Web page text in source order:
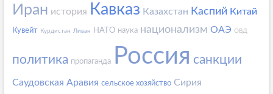
Иран история Кавказ Казахстан Каспий Китай
Кувейт Курдистан Ливан НАТО наука национализм ОАЭ ОВД
политика пропаганда Россия санкции
Саудовская Аравия сельское хозяйство Сирия